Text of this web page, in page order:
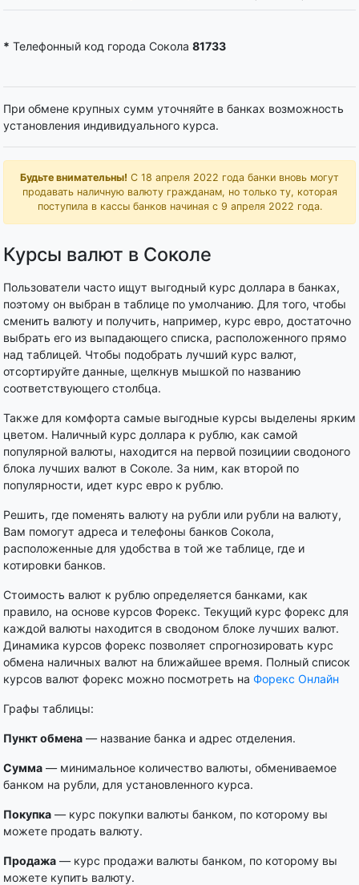
* Телефонный код города Сокола 81733
При обмене крупных сумм уточняйте в банках возможность
установления индивидуального курса.
Будьте внимательны! С 18 апреля 2022 года банки вновь могут
продавать наличную валюту гражданам, но только ту, которая
поступила в кассы банков начиная с 9 апреля 2022 года.
Курсы валют в Соколе
Пользователи часто ищут выгодный курс доллара в банках,
поэтому он выбран в таблице по умолчанию. Для того, чтобы
сменить валюту и получить, например, курс евро, достаточно
выбрать его из выпадающего списка, расположенного прямо
над таблицей. Чтобы подобрать лучший курс валют,
отсортируйте данные, щелкнув мышкой по названию
соответствующего столбца.
Также для комфорта самые выгодные курсы выделены ярким
цветом. Наличный курс доллара к рублю, как самой
популярной валюты, находится на первой позициии сводоного
блока лучших валют в Соколе. За ним, как второй по
популярности, идет курс евро к рублю.
Решить, где поменять валюту на рубли или рубли на валюту,
Вам помогут адреса и телефоны банков Сокола,
расположенные для удобства в той же таблице, где и
котировки банков.
Стоимость валют к рублю определяется банками, как
правило, на основе курсов Форекс. Текущий курс форекс для
каждой валюты находится в сводоном блоке лучших валют.
Динамика курсов форекс позволяет спрогнозировать курс
обмена наличных валют на ближайшее время. Полный список
курсов валют форекс можно посмотреть на Форекс Онлайн
Графы таблицы:
Пункт обмена — название банка и адрес отделения.
Сумма — минимальное количество валюты, обмениваемое
банком на рубли, для установленного курса.
Покупка — курс покупки валюты банком, по которому вы
можете продать валюту.
Продажа — курс продажи валюты банком, по которому вы
можете купить валюту.